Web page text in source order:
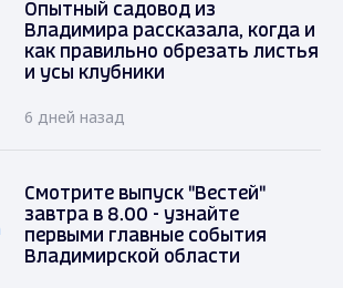
Опытный садовод из
Владимира рассказала, когда и
как правильно обрезать листья
и усы клубники
6 дней назад
Смотрите выпуск "Вестей"
завтра в 8.00 - узнайте
первыми главные события
Владимирской области